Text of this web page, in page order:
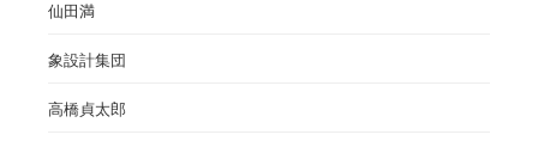
仙田満
象設計集団
高橋貞太郎